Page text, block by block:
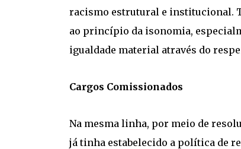
racismo estrutural e institucional.
ao princípio da isonomia,
igualdade material através do
Cargos Comissionados
Na mesma linha, por meio de
já tinha estabelecido a política de